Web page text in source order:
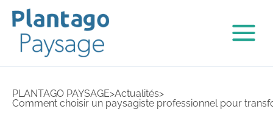
PLANTAGO PAYSAGE>Actualités>
Comment choisir un paysagiste professionnel pour